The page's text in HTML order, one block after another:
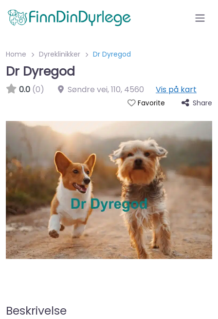
Home Dyreklinikker Dr Dyregod
Dr Dyregod
0.0 (0) Søndre vei, 110, 4560 Vis på kart
Favorite Share
Beskrivelse